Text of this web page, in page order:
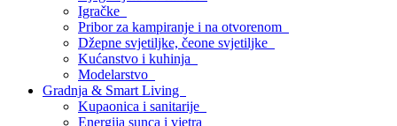
Igračke
Pribor za kampiranje i na otvorenom
Džepne svjetiljke, čeone svjetiljke
Kućanstvo i kuhinja
Modelarstvo
Gradnja & Smart Living
Kupaonica i sanitarije
Energija sunca i vjetra